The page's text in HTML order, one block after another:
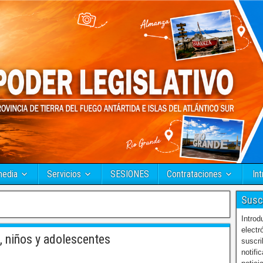
Servicios SESIONES Contrataciones
niños y adolescentes